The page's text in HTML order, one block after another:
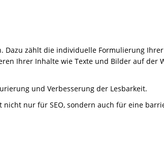
Dazu zählt die individuelle Formulierung
Ihrer Inhalte wie Texte und Bilder auf der
und Verbesserung der Lesbarkeit.
nicht nur für SEO, sondern auch für eine